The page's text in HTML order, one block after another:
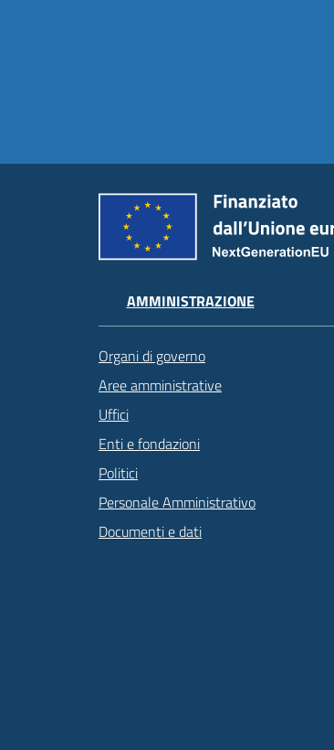
AMMINISTRAZIONE
Organi di governo
Aree amministrative
Uffici
Enti e fondazioni
Politici
Personale Amministrativo
Documenti e dati